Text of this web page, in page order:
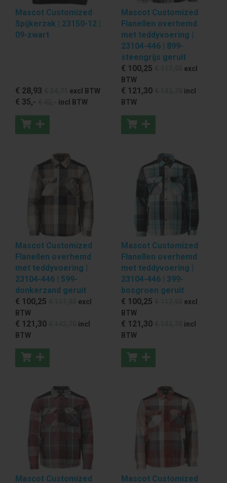
Mascot Customized
Spijkerzak | 23150-12 |
09-zwart
€ 28,93 excl BTW
€ 35,- incl BTW
Mascot Customized
Flanellen overhemd
met teddyvoering |
23104-446 | 899-
steengrijs geruit
€ 100,25
excl
BTW
€ 121 ,30
incl
BTW
Mascot Customized
Flanellen overhemd
met teddyvoering |
23104-446 | 599-
donkerzand geruit
€ 100,25
excl
BTW
€ 121 ,30
incl
BTW
Mascot Customized
Flanellen overhemd
met teddyvoering |
23104-446 | 399-
bosgroen geruit
€ 100,25
excl
BTW
€ 121 ,30
incl
BTW
Mascot Customized Mascot Customized